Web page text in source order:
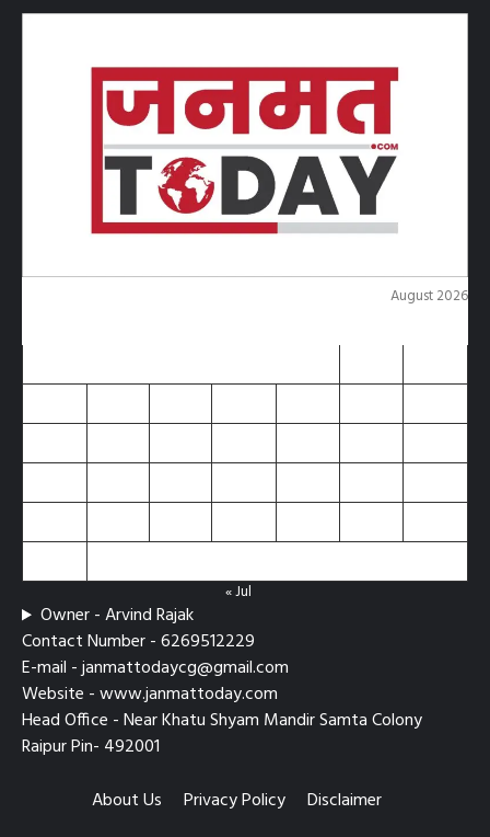
August 2026
« Jul
Owner - Arvind Rajak
Contact Number - 6269512229
E-mail - janmattodaycg@gmail.com
Website - www.janmattoday.com
Head Office - Near Khatu Shyam Mandir Samta Colony
Raipur Pin- 492001
About Us
Privacy Policy
Disclaimer